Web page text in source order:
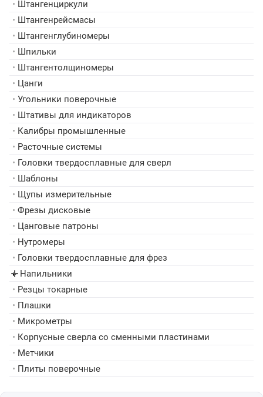
• Штангенциркули
• Штангенрейсмасы
• Штангенглубиномеры
• Шпильки
• Штангентолщиномеры
• Цанги
• Угольники поверочные
• Штативы для индикаторов
• Калибры промышленные
• Расточные системы
• Головки твердосплавные для сверл
• Шаблоны
• Щупы измерительные
• Фрезы дисковые
• Цанговые патроны
• Нутромеры
• Головки твердосплавные для фрез
▸ Напильники
• Резцы токарные
• Плашки
• Микрометры
• Корпусные сверла со сменными пластинами
• Метчики
• Плиты поверочные